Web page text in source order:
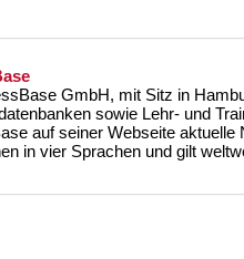
GmbH, mit Sitz in
sowie Lehr- und
auf seiner Webseite
in vier Sprachen und gilt